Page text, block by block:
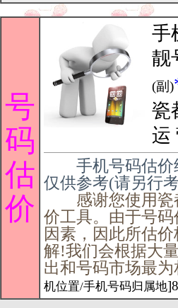
号
码
估
价
手
靓
(副)
瓷
运
手机号码估价
仅供参考(请另行
感谢您使用瓷
价工具。由于号
因素，因此所估
解!我们会根据大
出和号码市场最为
机位置/手机号码归属地]8